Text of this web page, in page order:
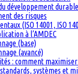
développement durable
des risques
(ISO 14001, ISO
à l’AMDEC
(base)
(avancé)
: comment
systèmes et